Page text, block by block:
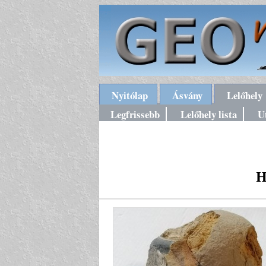
Nyitólap Ásvány
Lelőhely
Legfrissebb
Lelőhely lista